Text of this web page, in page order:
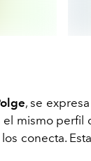
,se
el mismo perfil
conecta.